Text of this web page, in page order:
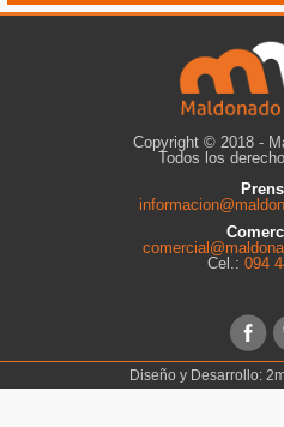
Copyright © 2018 -
Todos los
Cel.: 094
Diseño y Desarrollo: